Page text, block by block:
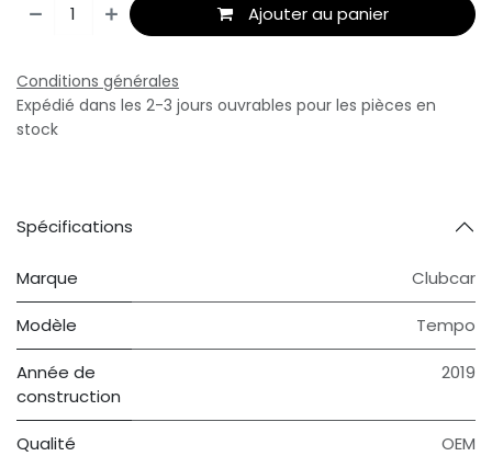
Ajouter au panier
Conditions générales
Expédié dans les 2-3 jours ouvrables pour les pièces en
stock
Spécifications
Marque Clubcar
Modèle Tempo
Année de
construction
2019
Qualité OEM